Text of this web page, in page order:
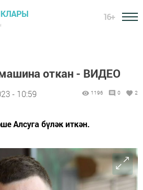
16+
откан - ВИДЕО
- 10:59 1196 0 2
Алсуга бүләк иткән.